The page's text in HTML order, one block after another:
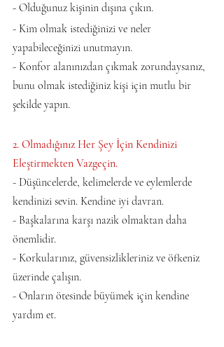
- Olduğunuz kişinin dışına çıkın.
- Kim olmak istediğinizi ve neler
yapabileceğinizi unutmayın.
- Konfor alanınızdan çıkmak zorundaysanız,
bunu olmak istediğiniz kişi için mutlu bir
şekilde yapın.
2. Olmadığınız Her Şey İçin Kendinizi
Eleştirmekten Vazgeçin.
- Düşüncelerde, kelimelerde ve eylemlerde
kendinizi sevin. Kendine iyi davran.
- Başkalarına karşı nazik olmaktan daha
önemlidir.
- Korkularınız, güvensizlikleriniz ve öfkeniz
üzerinde çalışın.
- Onların ötesinde büyümek için kendine
yardım et.